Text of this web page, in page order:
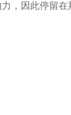
，因此停留在